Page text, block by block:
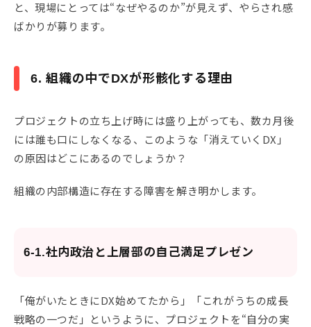
と、現場にとっては“なぜやるのか”が見えず、やらされ感
ばかりが募ります。
6. 組織の中でDXが形骸化する理由
プロジェクトの立ち上げ時には盛り上がっても、数カ月後
には誰も口にしなくなる、このような「消えていくDX」
の原因はどこにあるのでしょうか？
組織の内部構造に存在する障害を解き明かします。
6-1.社内政治と上層部の自己満足プレゼン
「俺がいたときにDX始めてたから」「これがうちの成長
戦略の一つだ」というように、プロジェクトを“自分の実